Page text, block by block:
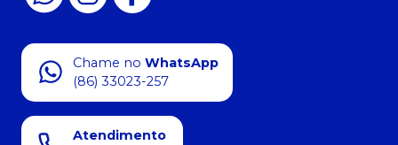
Chame no WhatsApp
(86) 33023-257
Atendimento